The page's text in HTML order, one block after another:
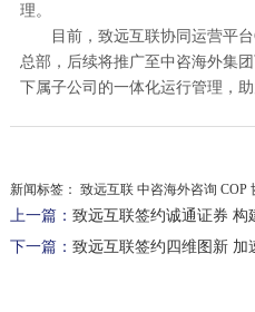
理。
目前，致远互联协同运营平
总部，后续将推广至中咨海外集
下属子公司的一体化运行管理，助
新闻标签： 致远互联 中咨海外咨询 COP
上一篇： 致远互联签约诚通证券 构
下一篇： 致远互联签约四维图新 加